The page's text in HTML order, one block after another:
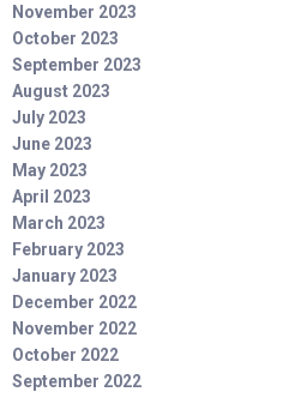
November 2023
October 2023
September 2023
August 2023
July 2023
June 2023
May 2023
April 2023
March 2023
February 2023
January 2023
December 2022
November 2022
October 2022
September 2022